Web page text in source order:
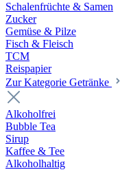
Schalenfrüchte & Samen
Zucker
Gemüse & Pilze
Fisch & Fleisch
TCM
Reispapier
Zur Kategorie Getränke
Alkoholfrei
Bubble Tea
Sirup
Kaffee & Tee
Alkoholhaltig